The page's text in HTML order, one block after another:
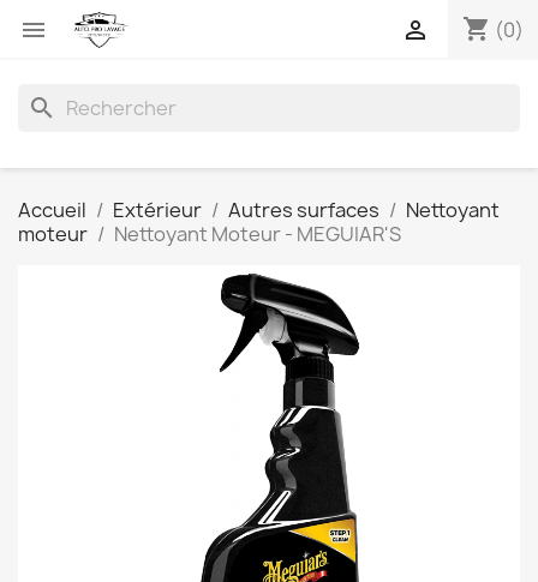
 shopping_cart (0)

search
Accueil Extérieur Autres surfaces
Nettoyant
moteur
Nettoyant Moteur - MEGUIAR'S